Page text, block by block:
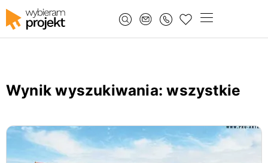
Wynik wyszukiwania: wszystkie